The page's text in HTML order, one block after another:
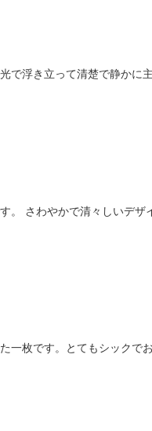
で浮き立って清楚で静かに
。 さわやかで清々しいデザ
枚です。とてもシックで